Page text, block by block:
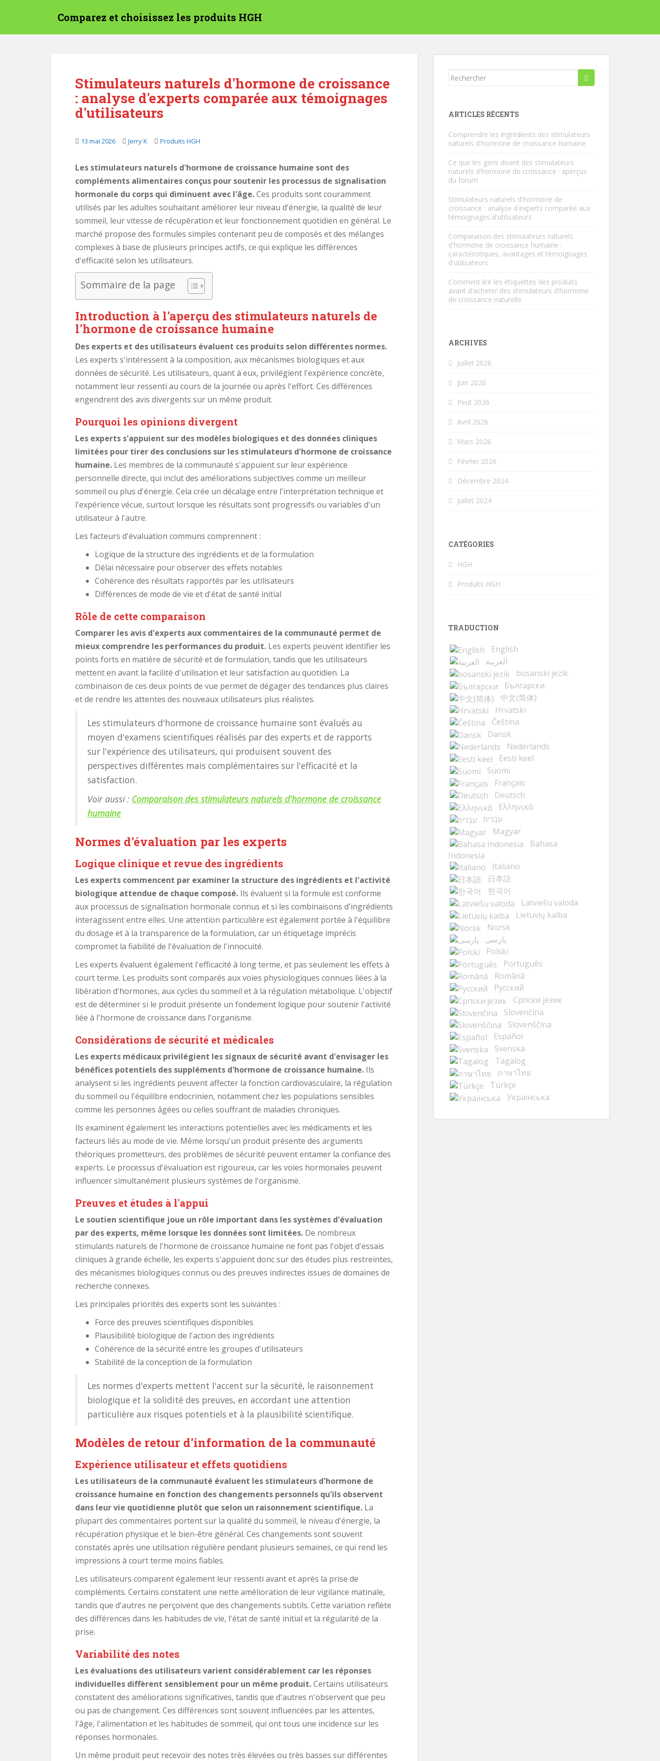
Comparez et choisissez les produits HGH
Stimulateurs naturels d'hormone de croissance
: analyse d'experts comparée aux témoignages
d'utilisateurs
13 mai 2026 Jerry K Produits HGH
Les stimulateurs naturels d'hormone de croissance humaine sont des
compléments alimentaires conçus pour soutenir les processus de signalisation
hormonale du corps qui diminuent avec l'âge.Ces produits sont couramment
utilisés par les adultes souhaitant améliorer leur niveau d'énergie, la qualité de leur
sommeil, leur vitesse de récupération et leur fonctionnement quotidien en général. Le
marché propose des formules simples contenant peu de composés et des mélanges
complexes à base de plusieurs principes actifs, ce qui explique les différences
d'efficacité selon les utilisateurs.
Sommaire de la page
Introduction à l'aperçu des stimulateurs naturels de
l'hormone de croissance humaine
Des experts et des utilisateurs évaluent ces produits selon différentes normes.
Les experts s'intéressent à la composition, aux mécanismes biologiques et aux
données de sécurité. Les utilisateurs, quant à eux, privilégient l'expérience concrète,
notamment leur ressenti au cours de la journée ou après l'effort. Ces différences
engendrent des avis divergents sur un même produit.
Pourquoi les opinions divergent
Les experts s'appuient sur des modèles biologiques et des données cliniques
limitées pour tirer des conclusions sur les stimulateurs d'hormone de croissance
humaine. Les membres de la communauté s'appuient sur leur expérience
personnelle directe, qui inclut des améliorations subjectives comme un meilleur
sommeil ou plus d'énergie. Cela crée un décalage entre l'interprétation technique et
l'expérience vécue, surtout lorsque les résultats sont progressifs ou variables d'un
utilisateur à l'autre.
Les facteurs d'évaluation communs comprennent :
Logique de la structure des ingrédients et de la formulation
Délai nécessaire pour observer des effets notables
Cohérence des résultats rapportés par les utilisateurs
Différences de mode de vie et d'état de santé initial
Rôle de cette comparaison
Comparer les avis d'experts aux commentaires de la communauté permet de
mieux comprendre les performances du produit. Les experts peuvent identifier les
points forts en matière de sécurité et de formulation, tandis que les utilisateurs
mettent en avant la facilité d'utilisation et leur satisfaction au quotidien. La
combinaison de ces deux points de vue permet de dégager des tendances plus claires
et de rendre les attentes des nouveaux utilisateurs plus réalistes.
Les stimulateurs d'hormone de croissance humaine sont évalués au
moyen d'examens scientifiques réalisés par des experts et de rapports
sur l'expérience des utilisateurs, qui produisent souvent des
perspectives différentes mais complémentaires sur l'efficacité et la
satisfaction.
Voir aussi : Comparaison des stimulateurs naturels d'hormone de croissance
humaine
Normes d'évaluation par les experts
Logique clinique et revue des ingrédients
Les experts commencent par examiner la structure des ingrédients et l'activité
biologique attendue de chaque composé. Ils évaluent si la formule est conforme
aux processus de signalisation hormonale connus et si les combinaisons d'ingrédients
interagissent entre elles. Une attention particulière est également portée à l'équilibre
du dosage et à la transparence de la formulation, car un étiquetage imprécis
compromet la fiabilité de l'évaluation de l'innocuité.
Les experts évaluent également l'efficacité à long terme, et pas seulement les effets à
court terme. Les produits sont comparés aux voies physiologiques connues liées à la
libération d'hormones, aux cycles du sommeil et à la régulation métabolique. L'objectif
est de déterminer si le produit présente un fondement logique pour soutenir l'activité
liée à l'hormone de croissance dans l'organisme.
Considérations de sécurité et médicales
Les experts médicaux privilégient les signaux de sécurité avant d'envisager les
bénéfices potentiels des suppléments d'hormone de croissance humaine. Ils
analysent si les ingrédients peuvent affecter la fonction cardiovasculaire, la régulation
du sommeil ou l'équilibre endocrinien, notamment chez les populations sensibles
comme les personnes âgées ou celles souffrant de maladies chroniques.
Ils examinent également les interactions potentielles avec les médicaments et les
facteurs liés au mode de vie. Même lorsqu'un produit présente des arguments
théoriques prometteurs, des problèmes de sécurité peuvent entamer la confiance des
experts. Le processus d'évaluation est rigoureux, car les voies hormonales peuvent
influencer simultanément plusieurs systèmes de l'organisme.
Preuves et études à l'appui
Le soutien scientifique joue un rôle important dans les systèmes d'évaluation
par des experts, même lorsque les données sont limitées. De nombreux
stimulants naturels de l'hormone de croissance humaine ne font pas l'objet d'essais
cliniques à grande échelle, les experts s'appuient donc sur des études plus restreintes,
des mécanismes biologiques connus ou des preuves indirectes issues de domaines de
recherche connexes.
Les principales priorités des experts sont les suivantes :
Force des preuves scientifiques disponibles
Plausibilité biologique de l'action des ingrédients
Cohérence de la sécurité entre les groupes d'utilisateurs
Stabilité de la conception de la formulation
Les normes d'experts mettent l'accent sur la sécurité, le raisonnement
biologique et la solidité des preuves, en accordant une attention
particulière aux risques potentiels et à la plausibilité scientifique.
Modèles de retour d'information de la communauté
Expérience utilisateur et effets quotidiens
Les utilisateurs de la communauté évaluent les stimulateurs d'hormone de
croissance humaine en fonction des changements personnels qu'ils observent
dans leur vie quotidienne plutôt que selon un raisonnement scientifique. La
plupart des commentaires portent sur la qualité du sommeil, le niveau d'énergie, la
récupération physique et le bien-être général. Ces changements sont souvent
constatés après une utilisation régulière pendant plusieurs semaines, ce qui rend les
impressions à court terme moins fiables.
Les utilisateurs comparent également leur ressenti avant et après la prise de
compléments. Certains constatent une nette amélioration de leur vigilance matinale,
tandis que d'autres ne perçoivent que des changements subtils. Cette variation reflète
des différences dans les habitudes de vie, l'état de santé initial et la régularité de la
prise.
Variabilité des notes
Les évaluations des utilisateurs varient considérablement car les réponses
individuelles diffèrent sensiblement pour un même produit.Certains utilisateurs
constatent des améliorations significatives, tandis que d'autres n'observent que peu
ou pas de changement. Ces différences sont souvent influencées par les attentes,
l'âge, l'alimentation et les habitudes de sommeil, qui ont tous une incidence sur les
réponses hormonales.
Un même produit peut recevoir des notes très élevées ou très basses sur différentes
Rechercher...
ARTICLES RÉCENTS
Comprendre les ingrédients des stimulateurs
naturels d'hormone de croissance humaine
Ce que les gens disent des stimulateurs
naturels d'hormone de croissance : aperçus
du forum
Stimulateurs naturels d'hormone de
croissance : analyse d'experts comparée aux
témoignages d'utilisateurs
Comparaison des stimulateurs naturels
d'hormone de croissance humaine :
caractéristiques, avantages et témoignages
d'utilisateurs
Comment lire les étiquettes des produits
avant d'acheter des stimulateurs d'hormone
de croissance naturelle
ARCHIVES
Juillet 2026
Juin 2026
Peut 2026
Avril 2026
Mars 2026
Février 2026
Décembre 2024
Juillet 2024
CATÉGORIES
HGH
Produits HGH
TRADUCTION
English
العربية
bosanski jezik
Български
中文(简体)
Hrvatski
Čeština
Dansk
Nederlands
Eesti keel
Suomi
Français
Deutsch
Ελληνικά
עברית
Magyar
Bahasa
Indonesia
Italiano
日本語
한국어
Latviešu valoda
Lietuvių kalba
Norsk
پارسی
Polski
Português
Română
Русский
Cрпски језик
Slovenčina
Slovenščina
Español
Svenska
Tagalog
ภาษาไทย
Türkçe
Українська